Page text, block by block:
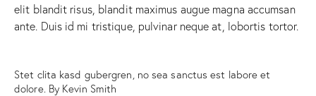
elit blandit risus, blandit maximus augue magna accumsan
ante. Duis id mi tristique, pulvinar neque at, lobortis tortor.
Stet clita kasd gubergren, no sea sanctus est labore et
dolore. By Kevin Smith